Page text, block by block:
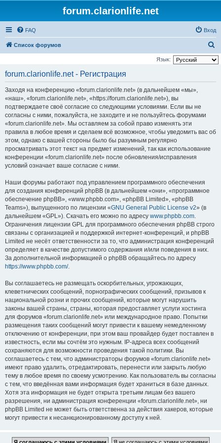
forum.clarionlife.net
FAQ Вход
Список форумов
о
Язык:
forum.clarionlife.net - Регистрация
Заходя на конференцию «forum.clarionlife.net» (в дальнейшем «мы»,
«наш», «forum.clarionlife.net», «https://forum.clarionlife.net»), вы
подтверждаете своё согласие со следующими условиями. Если вы не
согласны с ними, пожалуйста, не заходите и не пользуйтесь форумами
«forum.clarionlife.net». Мы оставляем за собой право изменять эти
правила в любое время и сделаем всё возможное, чтобы уведомить вас об
этом, однако с вашей стороны было бы разумным регулярно
просматривать этот текст на предмет изменений, так как использование
конференции «forum.clarionlife.net» после обновления/исправления
условий означает ваше согласие с ними.
Наши форумы работают под управлением программного обеспечения
для создания конференций phpBB (в дальнейшем «они», «программное
обеспечение phpBB», «www.phpbb.com», «phpBB Limited», «phpBB
Teams»), выпущенного по лицензии «GNU General Public License v2» (в
дальнейшем «GPL»). Скачать его можно по адресу www.phpbb.com.
Ограничения лицензии GPL для программного обеспечения phpBB строго
связаны с организацией и поддержкой интернет-конференций, и phpBB
Limited не несёт ответственности за то, что администрация конференций
определяет в качестве допустимого содержания и/или поведения в них.
За дополнительной информацией о phpBB обращайтесь по адресу
https://www.phpbb.com/.
Вы соглашаетесь не размещать оскорбительных, угрожающих,
клеветнических сообщений, порнографических сообщений, призывов к
национальной розни и прочих сообщений, которые могут нарушить
законы вашей страны, страны, которая предоставляет услуги хостинга
для форумов «forum.clarionlife.net» или международное право. Попытки
размещения таких сообщений могут привести к вашему немедленному
отключению от конференции, при этом ваш провайдер будет поставлен в
известность, если мы сочтём это нужным. IP-адреса всех сообщений
сохраняются для возможности проведения такой политики. Вы
соглашаетесь с тем, что администраторы форумов «forum.clarionlife.net»
имеют право удалить, отредактировать, перенести или закрыть любую
тему в любое время по своему усмотрению. Как пользователь вы согласны
с тем, что введённая вами информация будет храниться в базе данных.
Хотя эта информация не будет открыта третьим лицам без вашего
разрешения, ни администрация конференции «forum.clarionlife.net», ни
phpBB Limited не может быть ответственна за действия хакеров, которые
могут привести к несанкционированному доступу к ней.